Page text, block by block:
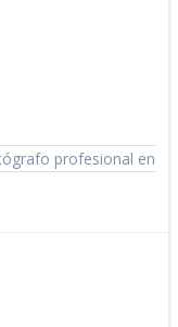
profesional en